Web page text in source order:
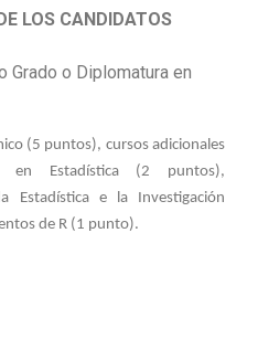
LOS CANDIDATOS
Grado o Diplomatura en
(5 puntos), cursos adicionales
Estadística (2 puntos),
Estadística e la Investigación
de R (1 punto).